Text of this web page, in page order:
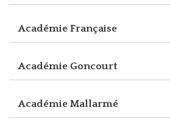
Académie Française
Académie Goncourt
Académie Mallarmé